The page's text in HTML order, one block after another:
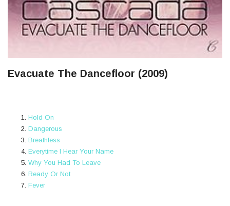
Evacuate The Dancefloor (2009)
Hold On
Dangerous
Breathless
Everytime I Hear Your Name
Why You Had To Leave
Ready Or Not
Fever